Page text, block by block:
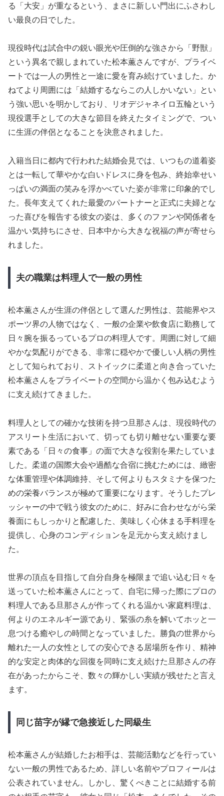
る「大安」が重なるという、まさに新しい門出にふさわし
い最良の日でした。
現役時代は試合中の鋭い眼光や圧倒的な強さから「野獣」
という異名で親しまれていた松本薫さんですが、プライベ
ートでは一人の男性と一途に愛を育み続けていました。か
ねてより周囲には「結婚するならこの人しかいない」とい
う強い思いを明かしており、リオデジャネイロ五輪という
現役選手としての大きな節目を終えたタイミングで、つい
に生涯の伴侶となることを決意されました。
入籍当日に都内で行われた結婚会見では、いつもの道着姿
とは一転して華やかな白いドレスに身を包み、終始幸せい
っぱいの満面の笑みを浮かべていた姿が非常に印象的でし
た。長年支えてくれた最愛のパートナーと正式に夫婦とな
った喜びを報告する彼女の姿は、多くのファンや関係者を
温かい気持ちにさせ、日本中から大きな祝福の声が寄せら
れました。
夫の職業は料理人で一般の男性
松本薫さんが生涯の伴侶として選んだ男性は、芸能界やス
ポーツ界の人物ではなく、一般の企業や飲食店に勤務して
日々腕を振るっているプロの料理人です。周囲に対して細
やかな気配りができる、非常に穏やかで優しい人柄の男性
として知られており、ストイックに柔道と向き合っていた
松本薫さんをプライベートの空間から温かく包み込むよう
に支え続けてきました。
料理人としての確かな技術を持つ旦那さんは、現役時代の
アスリート生活において、切っても切り離せない重要な要
素である「日々の食事」の面で大きな役割を果たしていま
した。柔道の国際大会や過酷な合宿に挑むためには、緻密
な体重管理や体調維持、そして何よりもスタミナを保つた
めの栄養バランスが極めて重要になります。そうしたプレ
ッシャーの中で戦う彼女のために、好みに合わせながら栄
養面にもしっかりと配慮した、美味しく心休まる手料理を
提供し、心身のコンディションを足元から支え続けまし
た。
世界の頂点を目指して自分自身を極限まで追い込む日々を
送っていた松本薫さんにとって、自宅に帰った際にプロの
料理人である旦那さんが作ってくれる温かい家庭料理は、
何よりのエネルギー源であり、緊張の糸を解いてホッと一
息つける癒やしの時間となっていました。勝負の世界から
離れた一人の女性としての安心できる居場所を作り、精神
的な安定と肉体的な回復を同時に支え続けた旦那さんの存
在があったからこそ、数々の輝かしい実績が残せたと言え
ます。
同じ苗字が縁で急接近した同級生
松本薫さんが結婚したお相手は、芸能活動などを行ってい
ない一般の男性であるため、詳しい名前やプロフィールは
公表されていません。しかし、驚くべきことに結婚する前